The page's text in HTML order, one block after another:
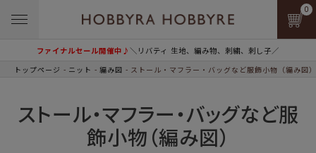
ファイナルセール開催中♪＼リバティ 生地、編み物、刺繍、刺し子／
0
トップページ ニット 編み図 ストール・マフラー・バッグなど服飾小物（編み図）
ストール・マフラー・バッグなど服
飾小物（編み図）